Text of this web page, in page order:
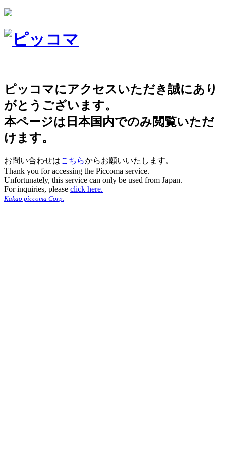
ピッコマにアクセスいただき誠にあり
がとうございます。
本ページは日本国内でのみ閲覧いただ
けます。
お問い合わせはこちらからお願いいたします。
Thank you for accessing the Piccoma service.
Unfortunately, this service can only be used from Japan.
For inquiries, please click here.
Kakao piccoma Corp.